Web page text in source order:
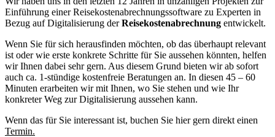
Einführung einer Reisekostenabrechnungssoftware zu Experten in
Bezug auf Digitalisierung derReisekostenabrechnung entwickelt.
Wenn Sie für sich herausfinden möchten, ob das überhaupt relevant
ist oder wie erste konkrete Schritte für Sie aussehen könnten, helfen
wir Ihnen dabei sehr gern. Aus diesem Grund bieten wir ab sofort
auch ca. 1-stündige kostenfreie Beratungen an. In diesen 45 – 60
Minuten erarbeiten wir mit Ihnen, wo Sie stehen und wie Ihr
konkreter Weg zur Digitalisierung aussehen kann.
Wenn das für Sie interessant ist, buchen Sie hier gern direkt einen
Termin.